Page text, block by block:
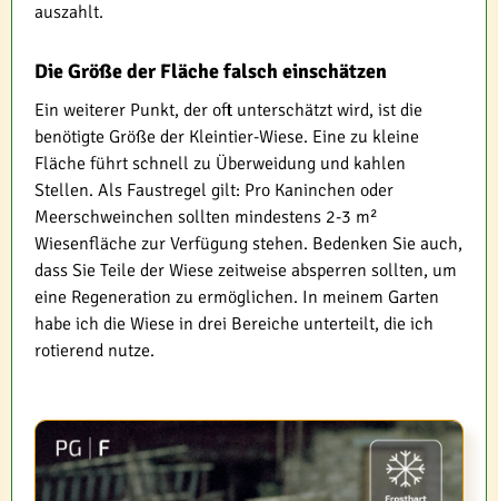
auszahlt.
Die Größe der Fläche falsch einschätzen
Ein weiterer Punkt, der oft unterschätzt wird, ist die
benötigte Größe der Kleintier-Wiese. Eine zu kleine
Fläche führt schnell zu Überweidung und kahlen
Stellen. Als Faustregel gilt: Pro Kaninchen oder
Meerschweinchen sollten mindestens 2-3 m²
Wiesenfläche zur Verfügung stehen. Bedenken Sie auch,
dass Sie Teile der Wiese zeitweise absperren sollten, um
eine Regeneration zu ermöglichen. In meinem Garten
habe ich die Wiese in drei Bereiche unterteilt, die ich
rotierend nutze.